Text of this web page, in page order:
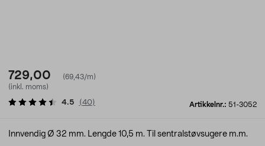
729,00
(69,43/m)
(inkl. moms)
Artikkelnr.: 51-3052
4.5 (40)
Innvendig Ø 32 mm. Lengde 10,5 m. Til sentralstøvsugere m.m.